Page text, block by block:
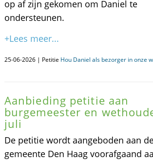
op af zijn gekomen om Daniel te
ondersteunen.
+Lees meer...
25-06-2026 | Petitie Hou Daniel als bezorger in onze
Aanbieding petitie aan
burgemeester en
juli
De petitie wordt aangeboden aan
gemeente Den Haag voorafgaand